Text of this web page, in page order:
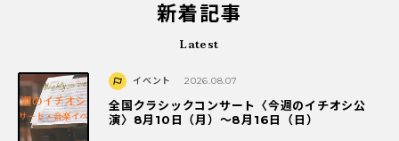
新着記事
Latest
イベント 2026.08.07
全国クラシックコンサート〈今週のイチオシ公
演〉8月10日（月）～8月16日（日）